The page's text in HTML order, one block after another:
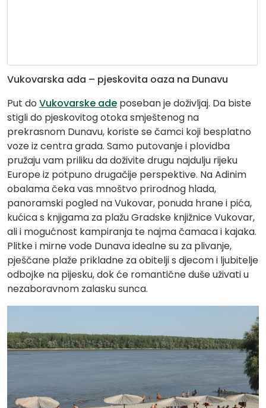
Vukovarska ada – pjeskovita oaza na Dunavu
Put do Vukovarske ade poseban je doživljaj. Da biste
stigli do pjeskovitog otoka smještenog na
prekrasnom Dunavu, koriste se čamci koji besplatno
voze iz centra grada. Samo putovanje i plovidba
pružaju vam priliku da doživite drugu najdulju rijeku
Europe iz potpuno drugačije perspektive. Na Adinim
obalama čeka vas mnoštvo prirodnog hlada,
panoramski pogled na Vukovar, ponuda hrane i pića,
kućica s knjigama za plažu Gradske knjižnice Vukovar,
ali i mogućnost kampiranja te najma čamaca i kajaka.
Plitke i mirne vode Dunava idealne su za plivanje,
pješčane plaže prikladne za obitelji s djecom i ljubitelje
odbojke na pijesku, dok će romantične duše uživati u
nezaboravnom zalasku sunca.